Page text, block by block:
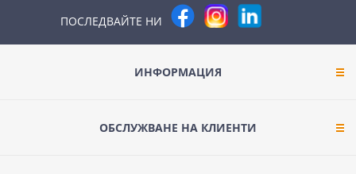
ПОСЛЕДВАЙТЕ НИ
ИНФОРМАЦИЯ
ОБСЛУЖВАНЕ НА КЛИЕНТИ